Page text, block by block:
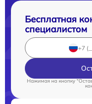
Бесплатная
специалистом
Нажимая на кнопку